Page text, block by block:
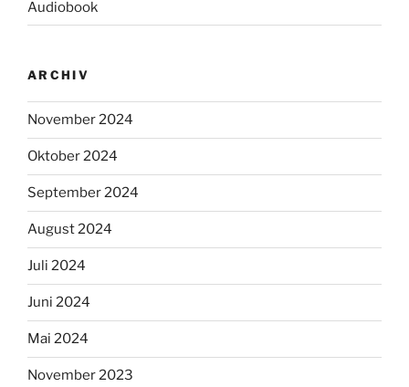
Audiobook
ARCHIV
November 2024
Oktober 2024
September 2024
August 2024
Juli 2024
Juni 2024
Mai 2024
November 2023